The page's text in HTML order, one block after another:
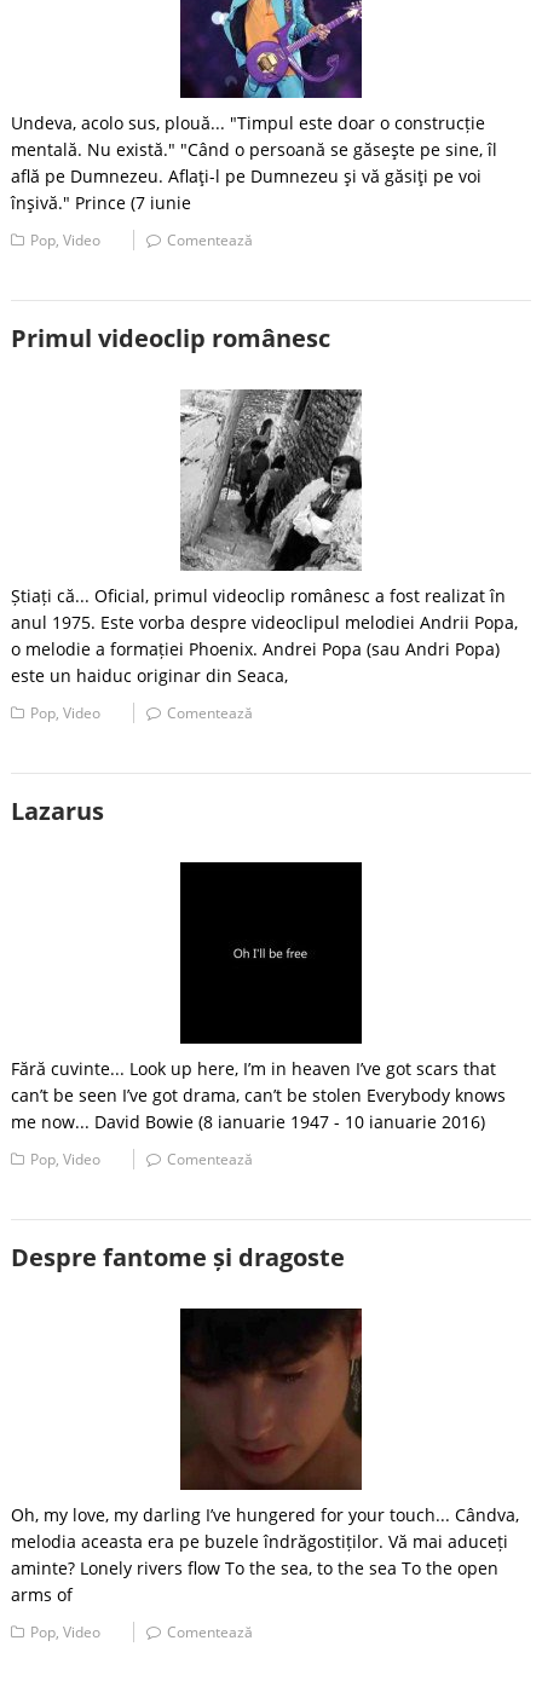
Undeva, acolo sus, plouă... "Timpul este doar o construcție
mentală. Nu există." "Când o persoană se găseşte pe sine, îl
află pe Dumnezeu. Aflaţi-l pe Dumnezeu şi vă găsiţi pe voi
înşivă." Prince (7 iunie
Pop,Video Comentează
Primul videoclip românesc
Știați că... Oficial, primul videoclip românesc a fost realizat în
anul 1975. Este vorba despre videoclipul melodiei Andrii Popa,
o melodie a formației Phoenix. Andrei Popa (sau Andri Popa)
este un haiduc originar din Seaca,
Pop,Video Comentează
Lazarus
Fără cuvinte... Look up here, I’m in heaven I’ve got scars that
can’t be seen I’ve got drama, can’t be stolen Everybody knows
me now... David Bowie (8 ianuarie 1947 - 10 ianuarie 2016)
Pop,Video Comentează
Despre fantome și dragoste
Oh, my love, my darling I’ve hungered for your touch... Cândva,
melodia aceasta era pe buzele îndrăgostiților. Vă mai aduceți
aminte? Lonely rivers flow To the sea, to the sea To the open
arms of
Pop,Video Comentează